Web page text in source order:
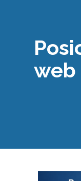
web